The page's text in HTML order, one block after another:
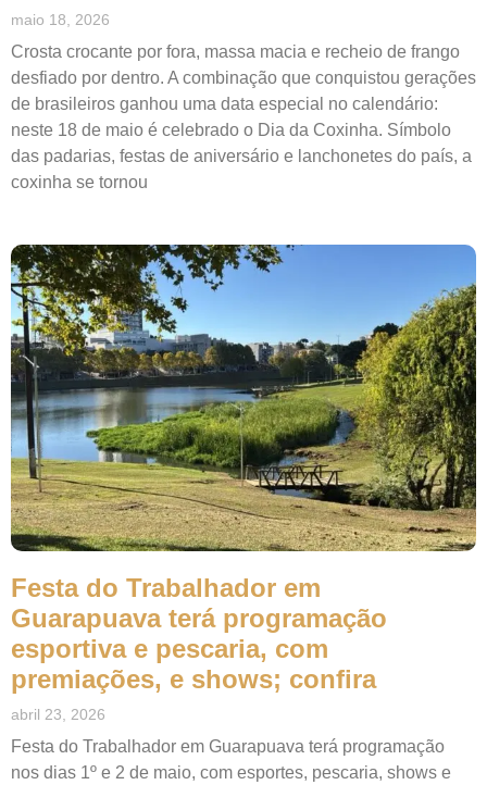
maio 18, 2026
Crosta crocante por fora, massa macia e recheio de frango
desfiado por dentro. A combinação que conquistou gerações
de brasileiros ganhou uma data especial no calendário:
neste 18 de maio é celebrado o Dia da Coxinha. Símbolo
das padarias, festas de aniversário e lanchonetes do país, a
coxinha se tornou
Festa do Trabalhador em
Guarapuava terá programação
esportiva e pescaria, com
premiações, e shows; confira
abril 23, 2026
Festa do Trabalhador em Guarapuava terá programação
nos dias 1º e 2 de maio, com esportes, pescaria, shows e